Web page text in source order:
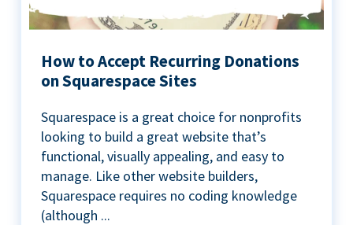
How to Accept Recurring Donations
on Squarespace Sites
Squarespace is a great choice for nonprofits
looking to build a great website that’s
functional, visually appealing, and easy to
manage. Like other website builders,
Squarespace requires no coding knowledge
(although ...